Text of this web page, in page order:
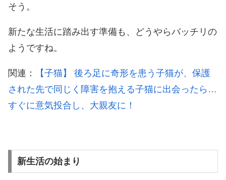
そう。
新たな生活に踏み出す準備も、どうやらバッチリの
ようですね。
関連：
【子猫】 後ろ足に奇形を患う子猫が、保護
された先で同じく障害を抱える子猫に出会ったら…
すぐに意気投合し、大親友に！
新生活の始まり